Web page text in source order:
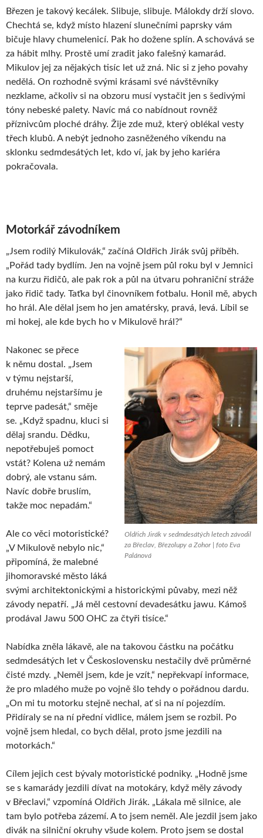
Březen je takový kecálek. Slibuje, slibuje. Málokdy drží slovo.
Chechtá se, když místo hlazení slunečními paprsky vám
bičuje hlavy chumelenicí. Pak ho dožene splín. A schovává se
za hábit mlhy. Prostě umí zradit jako falešný kamarád.
Mikulov jej za nějakých tisíc let už zná. Nic si z jeho povahy
nedělá. On rozhodně svými krásami své návštěvníky
nezklame, ačkoliv si na obzoru musí vystačit jen s šedivými
tóny nebeské palety. Navíc má co nabídnout rovněž
příznivcům ploché dráhy. Žije zde muž, který oblékal vesty
třech klubů. A nebýt jednoho zasněženého víkendu na
sklonku sedmdesátých let, kdo ví, jak by jeho kariéra
pokračovala.
Motorkář závodníkem
„Jsem rodilý Mikulovák,“ začíná Oldřich Jirák svůj příběh.
„Pořád tady bydlím. Jen na vojně jsem půl roku byl v Jemnici
na kurzu řidičů, ale pak rok a půl na útvaru pohraniční stráže
jako řidič tady. Taťka byl činovníkem fotbalu. Honil mě, abych
ho hrál. Ale dělal jsem ho jen amatérsky, pravá, levá. Líbil se
mi hokej, ale kde bych ho v Mikulově hrál?“
Oldřich Jirák v sedmdesátých letech závodil
za Břeclav, Březolupy a Zohor | foto Eva
Palánová
Nakonec se přece
k němu dostal. „Jsem
v týmu nejstarší,
druhému nejstaršímu je
teprve padesát,“ směje
se. „Když spadnu, kluci si
dělaj srandu. Dědku,
nepotřebuješ pomoct
vstát? Kolena už nemám
dobrý, ale vstanu sám.
Navíc dobře bruslím,
takže moc nepadám.“
Ale co věci motoristické?
„V Mikulově nebylo nic,“
připomíná, že malebné
jihomoravské město láká
svými architektonickými a historickými půvaby, mezi něž
závody nepatří. „Já měl cestovní devadesátku jawu. Kámoš
prodával Jawu 500 OHC za čtyři tisíce.“
Nabídka zněla lákavě, ale na takovou částku na počátku
sedmdesátých let v Československu nestačily dvě průměrné
čisté mzdy. „Neměl jsem, kde je vzít,“ nepřekvapí informace,
že pro mladého muže po vojně šlo tehdy o pořádnou dardu.
„On mi tu motorku stejně nechal, ať si na ní pojezdím.
Přidíraly se na ní přední vidlice, málem jsem se rozbil. Po
vojně jsem hledal, co bych dělal, proto jsme jezdili na
motorkách.“
Cílem jejich cest bývaly motoristické podniky. „Hodně jsme
se s kamarády jezdili dívat na motokáry, když měly závody
v Břeclavi,“ vzpomíná Oldřich Jirák. „Lákala mě silnice, ale
tam bylo potřeba zázemí. A to jsem neměl. Ale jezdil jsem jako
divák na silniční okruhy všude kolem. Proto jsem se dostal